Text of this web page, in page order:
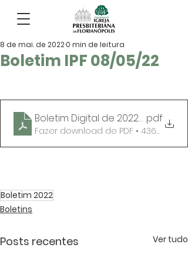
Boletim IPF 08/05/22
8 de mai. de 20220 min de leitura
Boletim Digital de 2022_05_08
.pdf
Fazer download de PDF • 436KB
Boletim 2022
Boletins
Posts recentes Ver tudo